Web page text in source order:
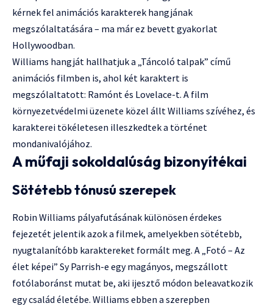
kérnek fel animációs karakterek hangjának
megszólaltatására – ma már ez bevett gyakorlat
Hollywoodban.
Williams hangját hallhatjuk a „Táncoló talpak” című
animációs filmben is, ahol két karaktert is
megszólaltatott: Ramónt és Lovelace-t. A film
környezetvédelmi üzenete közel állt Williams szívéhez, és
karakterei tökéletesen illeszkedtek a történet
mondanivalójához.
A műfaji sokoldalúság bizonyítékai
Sötétebb tónusú szerepek
Robin Williams pályafutásának különösen érdekes
fejezetét jelentik azok a filmek, amelyekben sötétebb,
nyugtalanítóbb karaktereket formált meg. A „Fotó – Az
élet képei” Sy Parrish-e egy magányos, megszállott
fotólaboránst mutat be, aki ijesztő módon beleavatkozik
egy család életébe. Williams ebben a szerepben